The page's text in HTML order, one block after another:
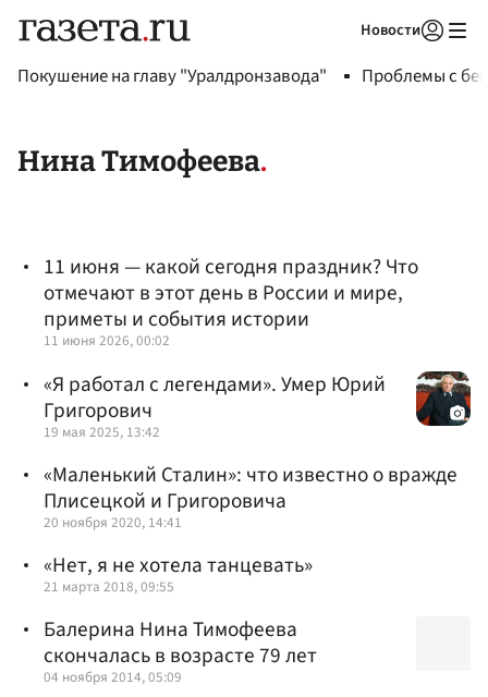
Новости
Покушение на главу "Уралдронзавода" Проблемы с
Нина Тимофеева
11 июня — какой сегодня праздник? Что
отмечают в этот день в России и мире,
приметы и события истории
11 июня 2026, 00:02
«Я работал с легендами». Умер Юрий
Григорович
19 мая 2025, 13:42
«Маленький Сталин»: что известно о вражде
Плисецкой и Григоровича
20 ноября 2020, 14:41
«Нет, я не хотела танцевать»
21 марта 2018, 09:55
Балерина Нина Тимофеева
скончалась в возрасте 79 лет
04 ноября 2014, 05:09